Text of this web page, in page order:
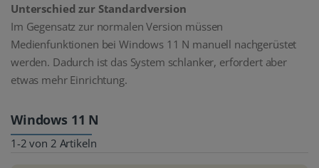
Unterschied zur Standardversion
Im Gegensatz zur normalen Version müssen
Medienfunktionen bei Windows 11 N manuell nachgerüstet
werden. Dadurch ist das System schlanker, erfordert aber
etwas mehr Einrichtung.
Windows 11 N
1-2 von 2 Artikeln